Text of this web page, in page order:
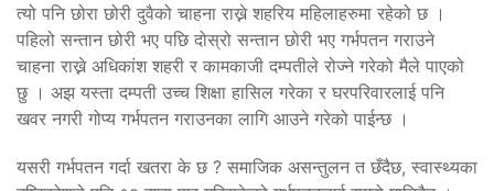
त्यो पनि छोरा छोरी दुवैको चाहना राख्ने शहरिय महिलाहरुमा रहेको छ ।
पहिलो सन्तान छोरी भए पछि दोस्रो सन्तान छोरी भए गर्भपतन गराउने
चाहना राख्ने अधिकांश शहरी र कामकाजी दम्पतीले रोज्ने गरेको मैले पाएको
छु । अझ यस्ता दम्पती उच्च शिक्षा हासिल गरेका र घरपरिवारलाई पनि
खवर नगरी गोप्य गर्भपतन गराउनका लागि आउने गरेको पाईन्छ ।
यसरी गर्भपतन गर्दा खतरा के छ ? समाजिक असन्तुलन त छँदैछ, स्वास्थ्यका